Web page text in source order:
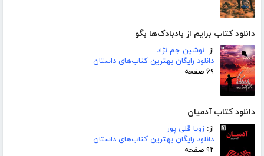
دانلود کتاب برایم از بادبادک‌ها بگو
از: نوشین جم نژاد
دانلود رایگان بهترین کتاب‌های داستان
۶۹ صفحه
دانلود کتاب آدمیان
از: زویا قلی پور
دانلود رایگان بهترین کتاب‌های داستان
۹۲ صفحه